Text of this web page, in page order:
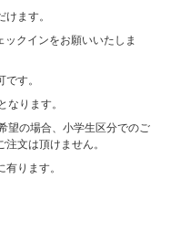
ます。
クインをお願いいたしま
す。
ります。
望の場合、小学生区分でのご
文は頂けません。
ります。